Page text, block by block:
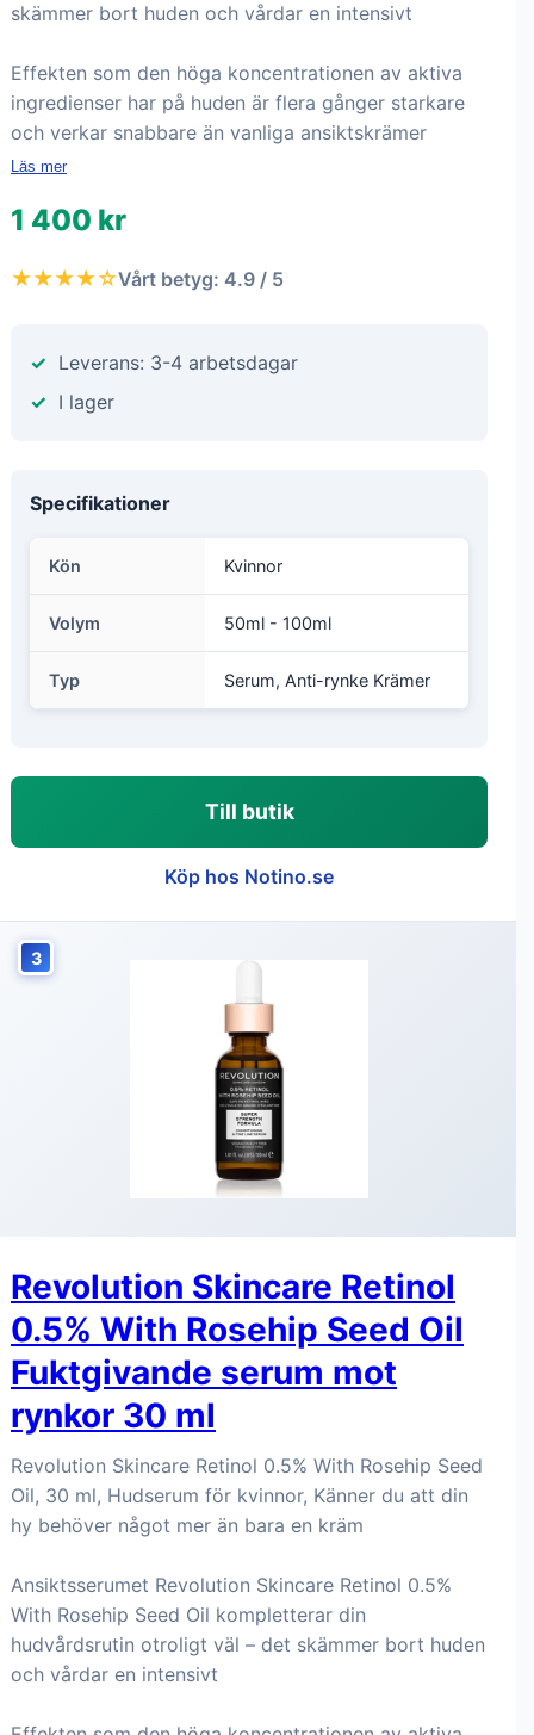
skämmer bort huden och vårdar en intensivt
Effekten som den höga koncentrationen av aktiva
ingredienser har på huden är flera gånger starkare
och verkar snabbare än vanliga ansiktskrämer
Läs mer
1 400 kr
★★★★☆Vårt betyg: 4.9 / 5
Leverans: 3-4 arbetsdagar
I lager
Specifikationer
Kön Kvinnor
Volym 50ml - 100ml
Typ Serum, Anti-rynke Krämer
Till butik
Köp hos Notino.se
3
Revolution Skincare Retinol
0.5% With Rosehip Seed Oil
Fuktgivande serum mot
rynkor 30 ml
Revolution Skincare Retinol 0.5% With Rosehip Seed
Oil, 30 ml, Hudserum för kvinnor, Känner du att din
hy behöver något mer än bara en kräm
Ansiktsserumet Revolution Skincare Retinol 0.5%
With Rosehip Seed Oil kompletterar din
hudvårdsrutin otroligt väl – det skämmer bort huden
och vårdar en intensivt